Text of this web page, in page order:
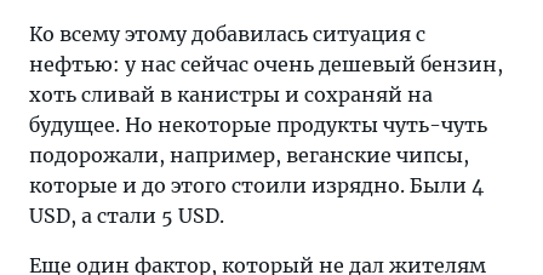
Ко всему этому добавилась ситуация с
нефтью: у нас сейчас очень дешевый бензин,
хоть сливай в канистры и сохраняй на
будущее. Но некоторые продукты чуть-чуть
подорожали, например, веганские чипсы,
которые и до этого стоили изрядно. Были 4
USD, а стали 5 USD.
Еще один фактор, который не дал жителям